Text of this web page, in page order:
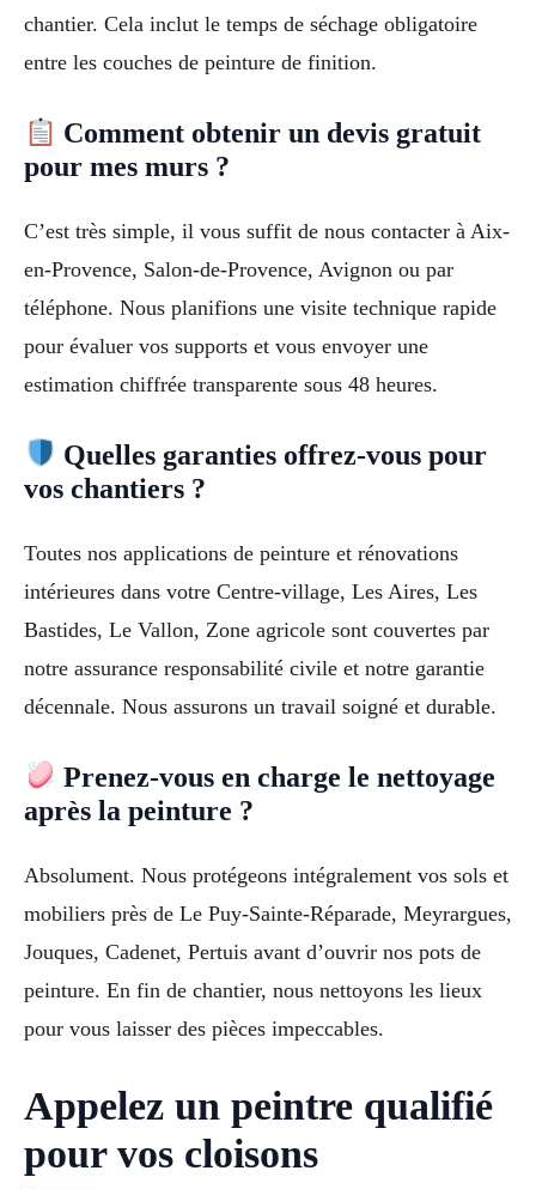
chantier. Cela inclut le temps de séchage obligatoire
entre les couches de peinture de finition.
Comment obtenir un devis gratuit
pour mes murs ?
C’est très simple, il vous suffit de nous contacter à Aix-
en-Provence, Salon-de-Provence, Avignon ou par
téléphone. Nous planifions une visite technique rapide
pour évaluer vos supports et vous envoyer une
estimation chiffrée transparente sous 48 heures.
Quelles garanties offrez-vous pour
vos chantiers ?
Toutes nos applications de peinture et rénovations
intérieures dans votre Centre-village, Les Aires, Les
Bastides, Le Vallon, Zone agricole sont couvertes par
notre assurance responsabilité civile et notre garantie
décennale. Nous assurons un travail soigné et durable.
Prenez-vous en charge le nettoyage
après la peinture ?
Absolument. Nous protégeons intégralement vos sols et
mobiliers près de Le Puy-Sainte-Réparade, Meyrargues,
Jouques, Cadenet, Pertuis avant d’ouvrir nos pots de
peinture. En fin de chantier, nous nettoyons les lieux
pour vous laisser des pièces impeccables.
Appelez un peintre qualifié
pour vos cloisons